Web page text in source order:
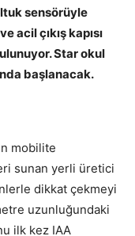
sensörüyle
acil çıkış kapısı
Star okul
başlanacak.
mobilite
sunan yerli üretici
dikkat çekmeyi
uzunluğundaki
ilk kez IAA